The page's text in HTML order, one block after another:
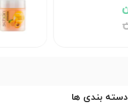
دسته بندی ها